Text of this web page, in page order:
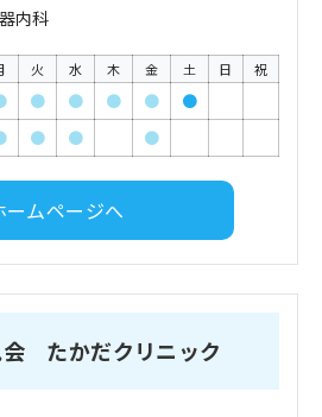
内科
火 水 木 金 土 日 祝
● ● ● ●
●
● ● ●
ームページへ
たかだクリニック